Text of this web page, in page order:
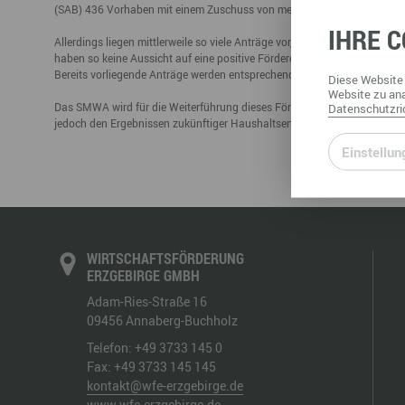
Büro- & Gewerberäume mieten
Ausstellungsflächen mieten
Gewerberäume mieten
Ausstellungsflächen mieten
(SAB) 436 Vorhaben mit einem Zuschuss von mehr als 20,6 Mio. Euro
Allerdings liegen mittlerweile so viele Anträge vor, dass das im
haben so keine Aussicht auf eine positive Förderentscheidung. Aus
Bereits vorliegende Anträge werden entsprechend des Antragseingangs
Das SMWA wird für die Weiterführung dieses Förderprogramms
jedoch den Ergebnissen zukünftiger Haushaltsentscheidungen,
WIRTSCHAFTSFÖRDERUNG
ERZGEBIRGE GMBH
Adam-Ries-Straße 16
09456 Annaberg-Buchholz
Telefon: +49 3733 145 0
Fax: +49 3733 145 145
kontakt@wfe-erzgebirge.de
IHRE
DieseWebsite
Websitezu